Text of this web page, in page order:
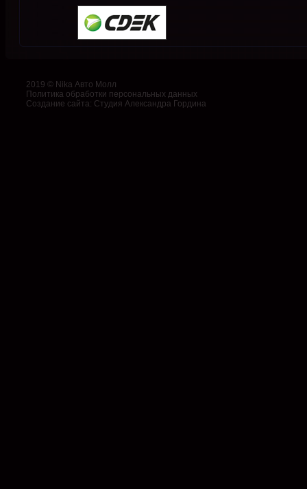
2019 © Nika Авто Молл
Политика обработки персональных данных
Создание сайта: Студия Александра Гордина